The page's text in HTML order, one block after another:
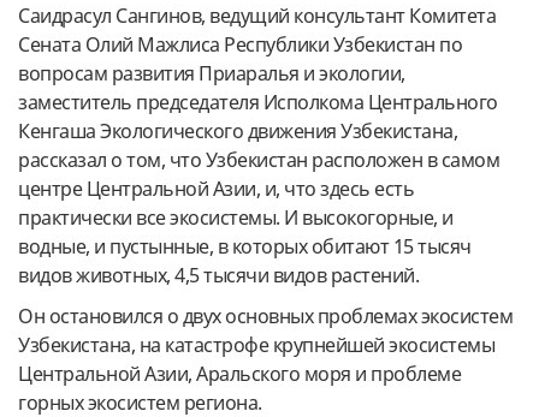
Саидрасул Сангинов, ведущий консультант Комитета
Сената Олий Мажлиса Республики Узбекистан по
вопросам развития Приаралья и экологии,
заместитель председателя Исполкома Центрального
Кенгаша Экологического движения Узбекистана,
рассказал о том, что Узбекистан расположен в самом
центре Центральной Азии, и, что здесь есть
практически все экосистемы. И высокогорные, и
водные, и пустынные, в которых обитают 15 тысяч
видов животных, 4,5 тысячи видов растений.
Он остановился о двух основных проблемах экосистем
Узбекистана, на катастрофе крупнейшей экосистемы
Центральной Азии, Аральского моря и проблеме
горных экосистем региона.